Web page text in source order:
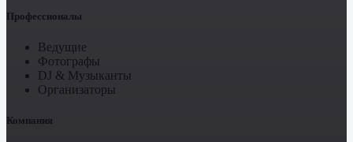
Профессионалы
Ведущие
Фотографы
DJ & Музыканты
Организаторы
Компания